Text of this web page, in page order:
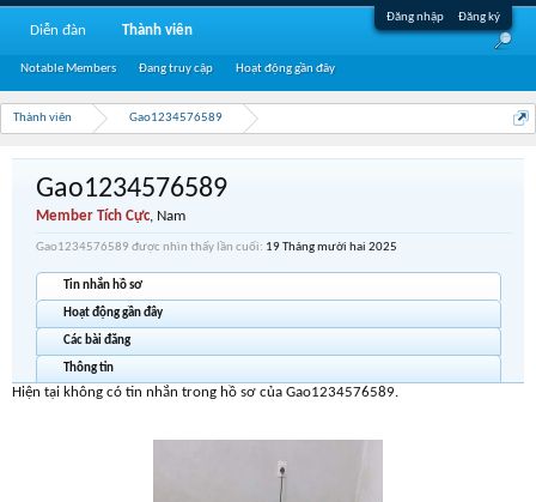
Đăng nhập Đăng ký
Thành viên Gao1234576589
Gao1234576589
Member Tích Cực, Nam
Gao1234576589 được nhìn thấy lần cuối: 19 Tháng mười hai 2025
Tin nhắn hồ sơ
Hoạt động gần đây
Các bài đăng
Thông tin
Hiện tại không có tin nhắn trong hồ sơ của Gao1234576589.
Diễn đàn Thành viên
Notable Members Đang truy cập Hoạt động gần đây